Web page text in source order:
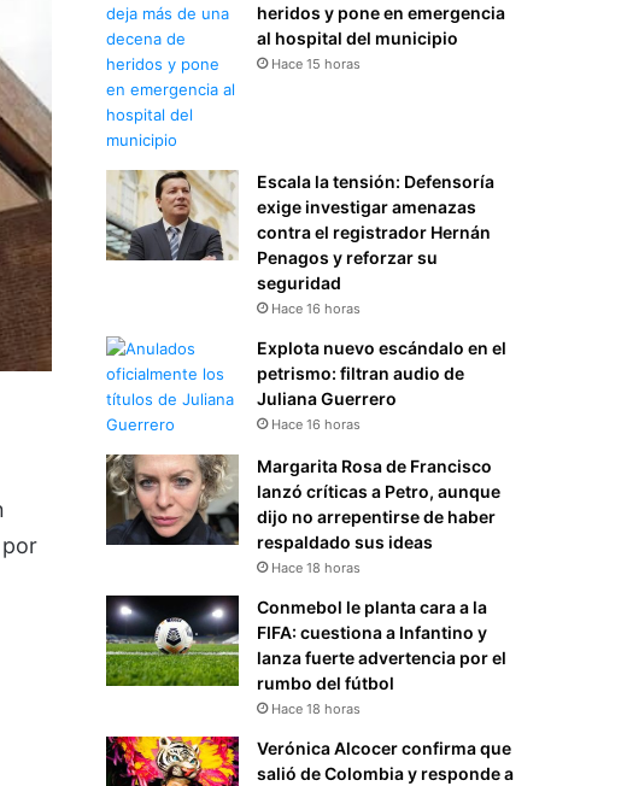
heridos y pone en emergencia
al hospital del municipio
Hace 15 horas
Escala la tensión: Defensoría
exige investigar amenazas
contra el registrador Hernán
Penagos y reforzar su
seguridad
Hace 16 horas
Explota nuevo escándalo en el
petrismo: filtran audio de
Juliana Guerrero
Hace 16 horas
Margarita Rosa de Francisco
lanzó críticas a Petro, aunque
dijo no arrepentirse de haber
respaldado sus ideas
Hace 18 horas
Conmebol le planta cara a la
FIFA: cuestiona a Infantino y
lanza fuerte advertencia por el
rumbo del fútbol
Hace 18 horas
Verónica Alcocer confirma que
salió de Colombia y responde a